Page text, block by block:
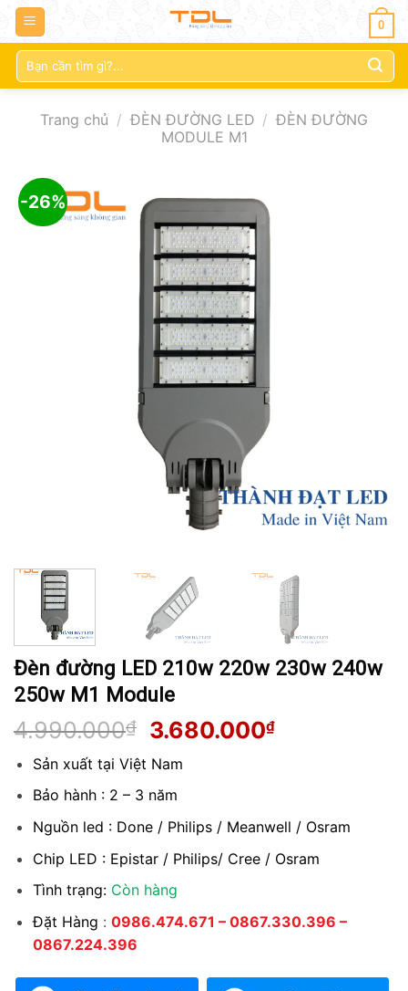
0
Tìm
kiếm:
Trang chủ / ĐÈN ĐƯỜNG LED / ĐÈN ĐƯỜNG
MODULE M1
-26%
Đèn đường LED 210w 220w 230w 240w
250w M1 Module
4.990.000₫
Giá
là:
4.990.000₫.
3.680.000₫Giá
3.680.000₫.
Sản xuất tại Việt Nam
Bảo hành : 2 – 3 năm
Nguồn led : Done / Philips / Meanwell / Osram
Chip LED : Epistar / Philips/ Cree / Osram
Tình trạng: Còn hàng
Đặt Hàng : 0986.474.671 – 0867.330.396 –
0867.224.396